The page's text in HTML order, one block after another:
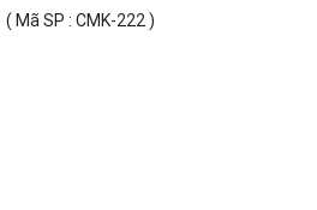
( Mã SP : CMK-222 )